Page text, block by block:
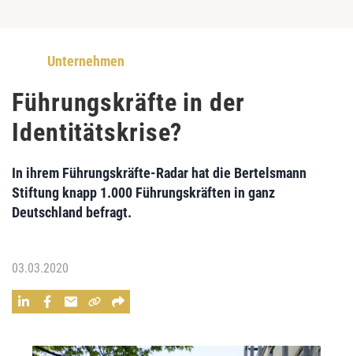
Unternehmen
Führungskräfte in der
Identitätskrise?
In ihrem Führungskräfte-Radar hat die Bertelsmann
Stiftung knapp 1.000 Führungskräften in ganz
Deutschland befragt.
03.03.2020